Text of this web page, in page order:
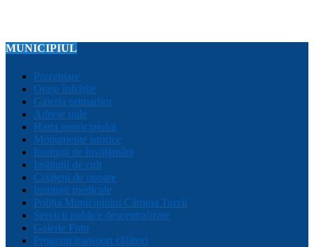
MUNICIPIUL
Prezentare
Orașe înfrățite
Galeria primarilor
Adrese utile
Harta municipiului
Monumente istorice
Instituții de învățământ
Instituții de cult
Cetățeni de onoare
Instituții medicale
Poliția Municipiului Câmpia Turzii
Servicii publice descentralizate
Galerie Foto
Program transport călători